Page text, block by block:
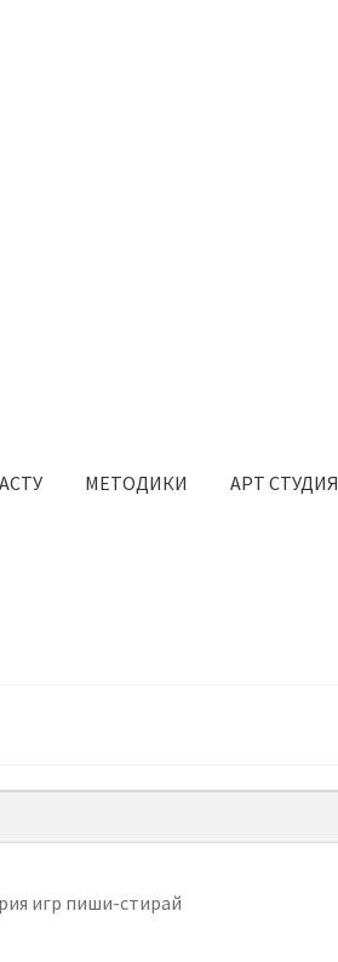
МЕТОДИКИ АРТ СТУДИЯ
игр пиши-стирай